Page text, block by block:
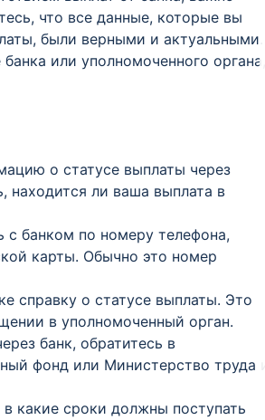
что все данные, которые вы
были верными и актуальными.
или уполномоченного органа,
о статусе выплаты через
находится ли ваша выплата в
с банком по номеру телефона,
карты. Обычно это номер
справку о статусе выплаты. Это
в уполномоченный орган.
банк, обратитесь в
фонд или Министерство труда и
какие сроки должны поступать